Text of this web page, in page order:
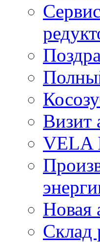
Визит
VELA
Новая
Склад